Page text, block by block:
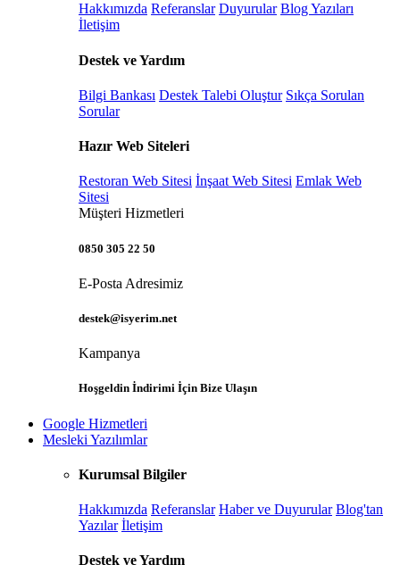
Hakkımızda Referanslar Duyurular Blog Yazıları
İletişim
Destek ve Yardım
Bilgi Bankası Destek Talebi Oluştur Sıkça Sorulan
Sorular
Hazır Web Siteleri
Restoran Web Sitesi İnşaat Web Sitesi Emlak Web
Sitesi
Müşteri Hizmetleri
0850 305 22 50
E-Posta Adresimiz
destek@isyerim.net
Kampanya
Hoşgeldin İndirimi İçin Bize Ulaşın
Google Hizmetleri
Mesleki Yazılımlar
Kurumsal Bilgiler
Hakkımızda Referanslar Haber ve Duyurular Blog'tan
Yazılar İletişim
Destek ve Yardım